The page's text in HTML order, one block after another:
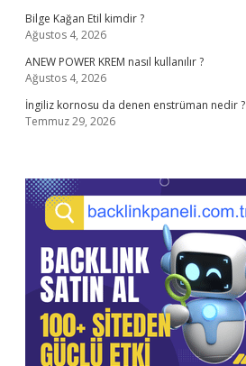
Bilge Kağan Etil kimdir ?
Ağustos 4, 2026
ANEW POWER KREM nasıl kullanılır ?
Ağustos 4, 2026
İngiliz kornosu da denen enstrüman nedir ?
Temmuz 29, 2026